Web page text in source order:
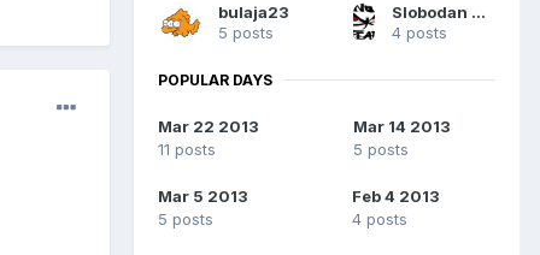
bulaja23
5 posts
Slobodan Boban Pavlović
4 posts
POPULAR DAYS
Mar 22 2013
11 posts
Mar 14 2013
5 posts
Mar 5 2013
5 posts
Feb 4 2013
4 posts